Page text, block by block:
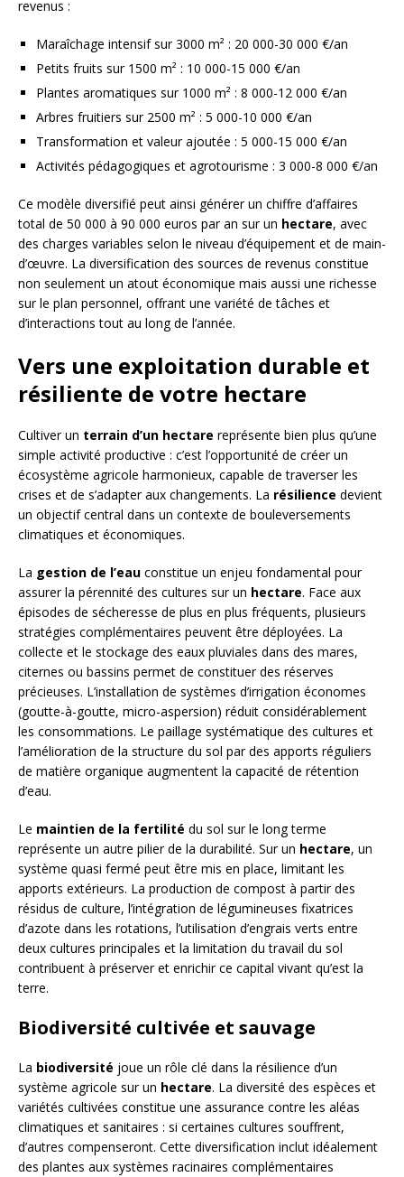
revenus :
Maraîchage intensif sur 3000 m² : 20 000-30 000 €/an
Petits fruits sur 1500 m² : 10 000-15 000 €/an
Plantes aromatiques sur 1000 m² : 8 000-12 000 €/an
Arbres fruitiers sur 2500 m² : 5 000-10 000 €/an
Transformation et valeur ajoutée : 5 000-15 000 €/an
Activités pédagogiques et agrotourisme : 3 000-8 000 €/an
Ce modèle diversifié peut ainsi générer un chiffre d’affaires
total de 50 000 à 90 000 euros par an sur un hectare, avec
des charges variables selon le niveau d’équipement et de main-
d’œuvre. La diversification des sources de revenus constitue
non seulement un atout économique mais aussi une richesse
sur le plan personnel, offrant une variété de tâches et
d’interactions tout au long de l’année.
Vers une exploitation durable et
résiliente de votre hectare
Cultiver un terrain d’un hectare représente bien plus qu’une
simple activité productive : c’est l’opportunité de créer un
écosystème agricole harmonieux, capable de traverser les
crises et de s’adapter aux changements. La résilience devient
un objectif central dans un contexte de bouleversements
climatiques et économiques.
La gestion de l’eau constitue un enjeu fondamental pour
assurer la pérennité des cultures sur un hectare. Face aux
épisodes de sécheresse de plus en plus fréquents, plusieurs
stratégies complémentaires peuvent être déployées. La
collecte et le stockage des eaux pluviales dans des mares,
citernes ou bassins permet de constituer des réserves
précieuses. L’installation de systèmes d’irrigation économes
(goutte-à-goutte, micro-aspersion) réduit considérablement
les consommations. Le paillage systématique des cultures et
l’amélioration de la structure du sol par des apports réguliers
de matière organique augmentent la capacité de rétention
d’eau.
Le maintien de la fertilité du sol sur le long terme
représente un autre pilier de la durabilité. Sur un hectare, un
système quasi fermé peut être mis en place, limitant les
apports extérieurs. La production de compost à partir des
résidus de culture, l’intégration de légumineuses fixatrices
d’azote dans les rotations, l’utilisation d’engrais verts entre
deux cultures principales et la limitation du travail du sol
contribuent à préserver et enrichir ce capital vivant qu’est la
terre.
Biodiversité cultivée et sauvage
La biodiversité joue un rôle clé dans la résilience d’un
système agricole sur un hectare. La diversité des espèces et
variétés cultivées constitue une assurance contre les aléas
climatiques et sanitaires : si certaines cultures souffrent,
d’autres compenseront. Cette diversification inclut idéalement
des plantes aux systèmes racinaires complémentaires